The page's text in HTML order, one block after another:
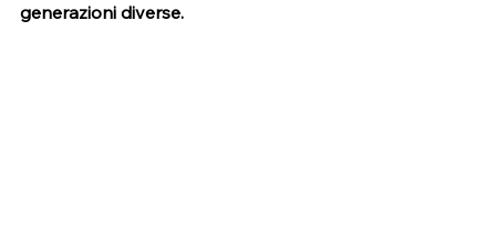
generazioni diverse.